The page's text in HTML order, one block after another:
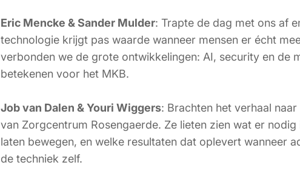
Eric Mencke & Sander Mulder: Trapte de dag met ons af
technologie krijgt pas waarde wanneer mensen er écht
verbonden we de grote ontwikkelingen: AI, security en de
betekenen voor het MKB.
Job van Dalen & Youri Wiggers: Brachten het verhaal
van Zorgcentrum Rosengaerde. Ze lieten zien wat er
laten bewegen, en welke resultaten dat oplevert wanneer
de techniek zelf.